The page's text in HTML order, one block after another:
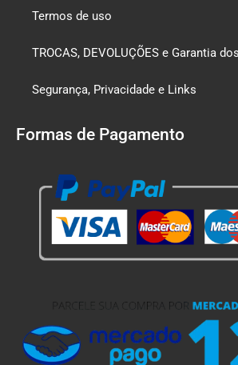
Termos de uso
TROCAS, DEVOLUÇÕES e Garantia
Segurança, Privacidade e Links
Formas de Pagamento